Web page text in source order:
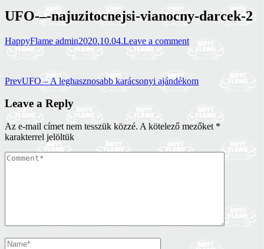
UFO-–-najuzitocnejsi-vianocny-darcek-2
HappyFlame admin2020.10.04.Leave a comment
Post
navigation
PrevUFO – A leghasznosabb karácsonyi ajándékom
Leave a Reply
Az e-mail címet nem tesszük közzé. A kötelező mezőket *
karakterrel jelöltük